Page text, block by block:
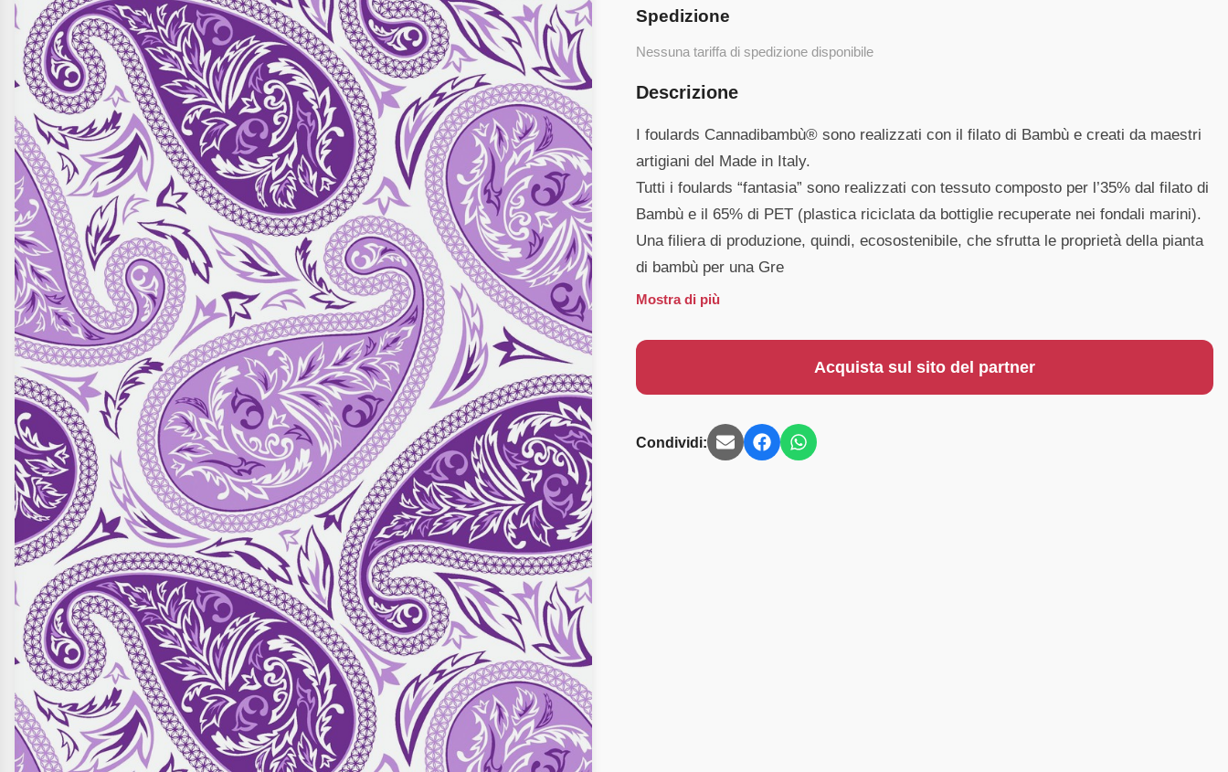
Spedizione
Nessuna tariffa di spedizione disponibile
Descrizione
I foulards Cannadibambù® sono realizzati con il filato di Bambù e creati da maestri
artigiani del Made in Italy.
Tutti i foulards “fantasia” sono realizzati con tessuto composto per l’35% dal filato di
Bambù e il 65% di PET (plastica riciclata da bottiglie recuperate nei fondali marini).
Una filiera di produzione, quindi, ecosostenibile, che sfrutta le proprietà della pianta
di bambù per una Gre
Mostra di più
Acquista sul sito del partner
Condividi: